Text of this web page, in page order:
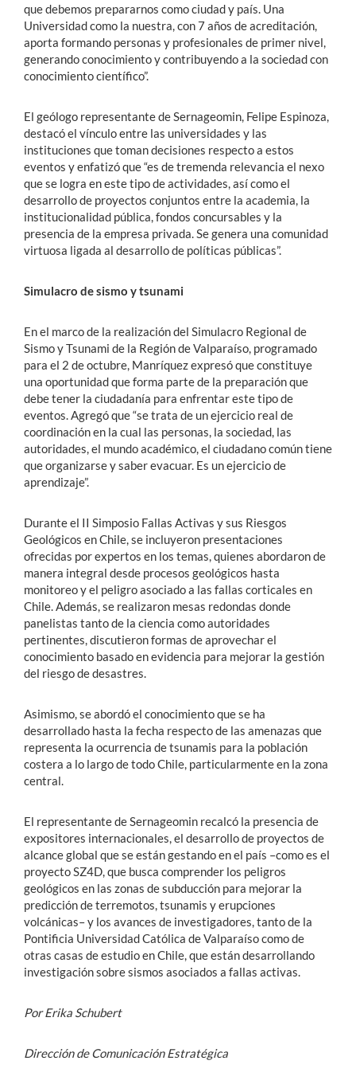
que debemos prepararnos como ciudad y país. Una
Universidad como la nuestra, con 7 años de acreditación,
aporta formando personas y profesionales de primer nivel,
generando conocimiento y contribuyendo a la sociedad con
conocimiento científico”.
El geólogo representante de Sernageomin, Felipe Espinoza,
destacó el vínculo entre las universidades y las
instituciones que toman decisiones respecto a estos
eventos y enfatizó que “es de tremenda relevancia el nexo
que se logra en este tipo de actividades, así como el
desarrollo de proyectos conjuntos entre la academia, la
institucionalidad pública, fondos concursables y la
presencia de la empresa privada. Se genera una comunidad
virtuosa ligada al desarrollo de políticas públicas”.
Simulacro de sismo y tsunami
En el marco de la realización del Simulacro Regional de
Sismo y Tsunami de la Región de Valparaíso, programado
para el 2 de octubre, Manríquez expresó que constituye
una oportunidad que forma parte de la preparación que
debe tener la ciudadanía para enfrentar este tipo de
eventos. Agregó que “se trata de un ejercicio real de
coordinación en la cual las personas, la sociedad, las
autoridades, el mundo académico, el ciudadano común tiene
que organizarse y saber evacuar. Es un ejercicio de
aprendizaje”.
Durante el II Simposio Fallas Activas y sus Riesgos
Geológicos en Chile, se incluyeron presentaciones
ofrecidas por expertos en los temas, quienes abordaron de
manera integral desde procesos geológicos hasta
monitoreo y el peligro asociado a las fallas corticales en
Chile. Además, se realizaron mesas redondas donde
panelistas tanto de la ciencia como autoridades
pertinentes, discutieron formas de aprovechar el
conocimiento basado en evidencia para mejorar la gestión
del riesgo de desastres.
Asimismo, se abordó el conocimiento que se ha
desarrollado hasta la fecha respecto de las amenazas que
representa la ocurrencia de tsunamis para la población
costera a lo largo de todo Chile, particularmente en la zona
central.
El representante de Sernageomin recalcó la presencia de
expositores internacionales, el desarrollo de proyectos de
alcance global que se están gestando en el país –como es el
proyecto SZ4D, que busca comprender los peligros
geológicos en las zonas de subducción para mejorar la
predicción de terremotos, tsunamis y erupciones
volcánicas– y los avances de investigadores, tanto de la
Pontificia Universidad Católica de Valparaíso como de
otras casas de estudio en Chile, que están desarrollando
investigación sobre sismos asociados a fallas activas.
Por Erika Schubert
Dirección de Comunicación Estratégica